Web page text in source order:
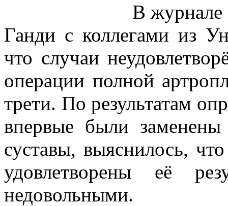
В журнале
Ганди с коллегами из
что случаи
операции полной
трети. По результатам
впервые были
суставы, выяснилось,
удовлетворены её
недовольными.